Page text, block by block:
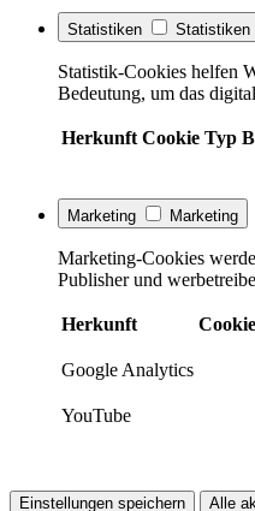
Statistiken Statistiken
Statistik-Cookies helfen
Bedeutung, um das
Herkunft Cookie Typ
Marketing Marketing
Marketing-Cookies
Publisher und
Herkunft Cookie
Google Analytics
YouTube
Einstellungen speichern Alle